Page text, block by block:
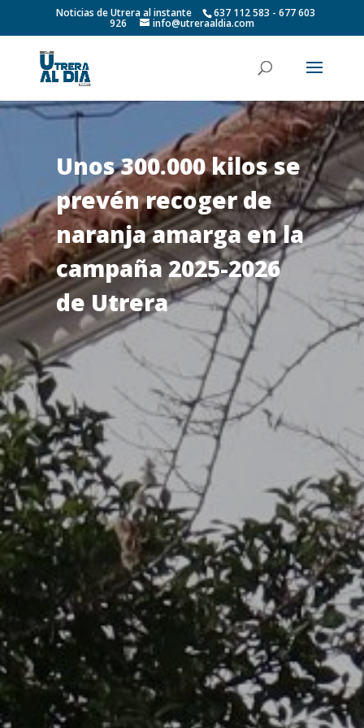
Noticias de Utrera al instante 637 112 583 - 677 603
926 info@utreraaldia.com
Unos 300.000 kilos se
prevén recoger de
naranja amarga en la
campaña 2025-2026
de Utrera